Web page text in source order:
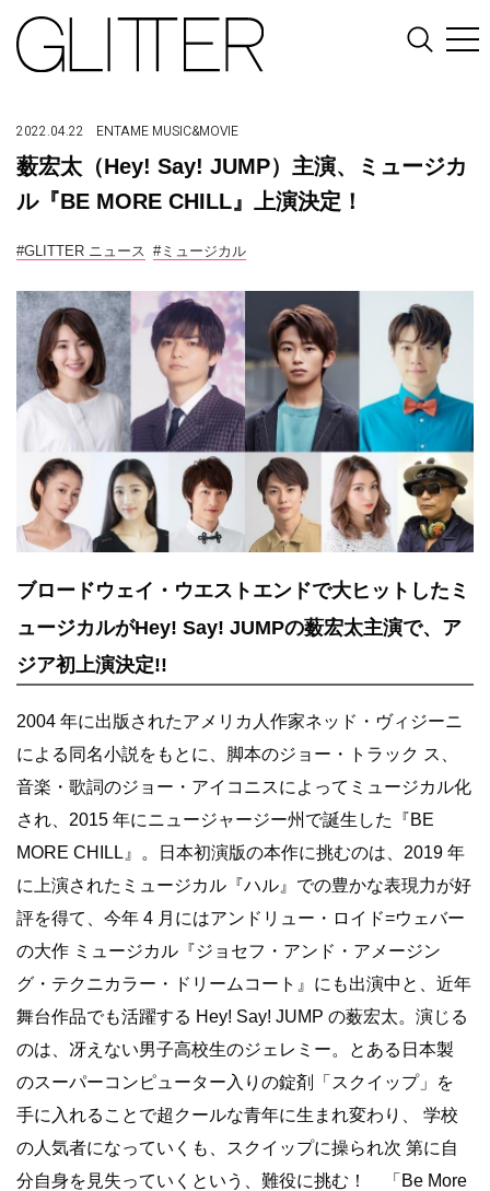
2022.04.22 ENTAME MUSIC&MOVIE
薮宏太（Hey! Say! JUMP）主演、ミュージカ
ル『BE MORE CHILL』上演決定！
#GLITTER ニュース #ミュージカル
ブロードウェイ・ウエストエンドで大ヒットしたミ
ュージカルがHey! Say! JUMPの薮宏太主演で、ア
ジア初上演決定!!
2004 年に出版されたアメリカ人作家ネッド・ヴィジーニ
による同名小説をもとに、脚本のジョー・トラック ス、
音楽・歌詞のジョー・アイコニスによってミュージカル化
され、2015 年にニュージャージー州で誕生した『BE
MORE CHILL』。日本初演版の本作に挑むのは、2019 年
に上演されたミュージカル『ハル』での豊かな表現力が好
評を得て、今年 4 月にはアンドリュー・ロイド=ウェバー
の大作 ミュージカル『ジョセフ・アンド・アメージン
グ・テクニカラー・ドリームコート』にも出演中と、近年
舞台作品でも活躍する Hey! Say! JUMP の薮宏太。演じる
のは、冴えない男子高校生のジェレミー。とある日本製
のスーパーコンピューター入りの錠剤「スクイップ」を
手に入れることで超クールな青年に生まれ変わり、 学校
の人気者になっていくも、スクイップに操られ次 第に自
分自身を見失っていくという、難役に挑む！ 「Be More